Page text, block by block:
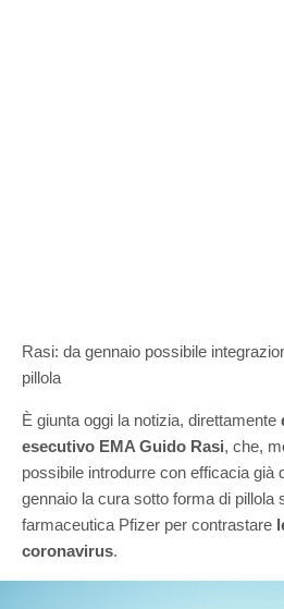
Rasi: da gennaio possibile
pillola
È giunta oggi la notizia, direttamente
esecutivo EMA Guido Rasi, che,
possibile introdurre con efficacia già
gennaio la cura sotto forma di pillola
farmaceutica Pfizer per contrastare
coronavirus.